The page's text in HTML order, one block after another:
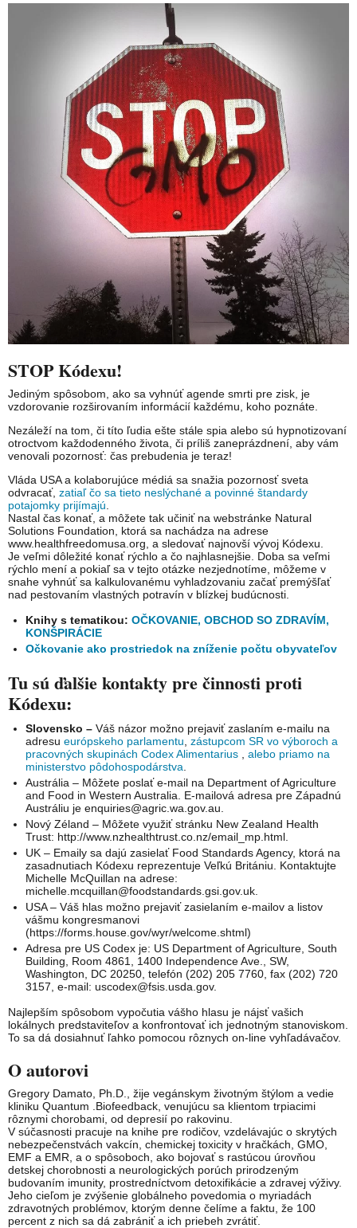
STOP Kódexu!
Jediným spôsobom, ako sa vyhnúť agende smrti pre zisk, je
vzdorovanie rozširovaním informácií každému, koho poznáte.
Nezáleží na tom, či títo ľudia ešte stále spia alebo sú hypnotizovaní
otroctvom každodenného života, či príliš zaneprázdnení, aby vám
venovali pozornosť: čas prebudenia je teraz!
Vláda USA a kolaborujúce médiá sa snažia pozornosť sveta
odvracať, zatiaľ čo sa tieto neslýchané a povinné štandardy
potajomky prijímajú
Nastal čas konať, a môžete tak učiniť na webstránke Natural
Solutions Foundation, ktorá sa nachádza na adrese
www.healthfreedomusa.org, a sledovať najnovší vývoj Kódexu.
Je veľmi dôležité konať rýchlo a čo najhlasnejšie. Doba sa veľmi
rýchlo mení a pokiaľ sa v tejto otázke nezjednotíme, môžeme v
snahe vyhnúť sa kalkulovanému vyhladzovaniu začať premýšľať
nad pestovaním vlastných potravín v blízkej budúcnosti.
Knihy s tematikou:OČKOVANIE, OBCHOD SO ZDRAVÍM,
KONŠPIRÁCIE
Očkovanie ako prostriedok na zníženie počtu obyvateľov
Tu sú ďalšie kontakty pre činnosti proti
Kódexu:
Slovensko –Váš názor možno prejaviť zaslaním e-mailu na
adresueurópskeho parlamentu ,zástupcom SR vo výboroch a
pracovných skupinách Codex Alimentarius
,alebo priamo na
ministerstvo pôdohospodárstva
Austrália – Môžete poslať e-mail na Department of Agriculture
and Food in Western Australia. E-mailová adresa pre Západnú
Austráliu jeenquiries@agric.wa.gov.au
Nový Zéland – Môžete využiť stránku New Zealand Health
Trust: http://www.nzhealthtrust.co.nz/email_mp.html.
UK – Emaily sa dajú zasielať Food Standards Agency, ktorá na
zasadnutiach Kódexu reprezentuje Veľkú Britániu. Kontaktujte
Michelle McQuillan na adrese:
michelle.mcquillan@foodstandards.gsi.gov.uk
USA – Váš hlas možno prejaviť zasielaním e-mailov a listov
vášmu kongresmanovi
(https://forms.house.gov/wyr/welcome.shtml)
Adresa pre US Codex je: US Department of Agriculture, South
Building, Room 4861, 1400 Independence Ave., SW,
Washington, DC 20250, telefón (202) 205 7760, fax (202) 720
3157, e-mail: uscodex@fsis.usda.gov.
Najlepším spôsobom vypočutia vášho hlasu je nájsť vašich
lokálnych predstaviteľov a konfrontovať ich jednotným stanoviskom.
To sa dá dosiahnuť ľahko pomocou rôznych on-line vyhľadávačov.
O autorovi
Gregory Damato, Ph.D., žije vegánskym životným štýlom a vedie
kliniku Quantum .Biofeedback, venujúcu sa klientom trpiacimi
rôznymi chorobami, od depresií po rakovinu.
V súčasnosti pracuje na knihe pre rodičov, vzdelávajúc o skrytých
nebezpečenstvách vakcín, chemickej toxicity v hračkách, GMO,
EMF a EMR, a o spôsoboch, ako bojovať s rastúcou úrovňou
detskej chorobnosti a neurologických porúch prirodzeným
budovaním imunity, prostredníctvom detoxifikácie a zdravej výživy.
Jeho cieľom je zvýšenie globálneho povedomia o myriadách
zdravotných problémov, ktorým denne čelíme a faktu, že 100
percent z nich sa dá zabrániť a ich priebeh zvrátiť.